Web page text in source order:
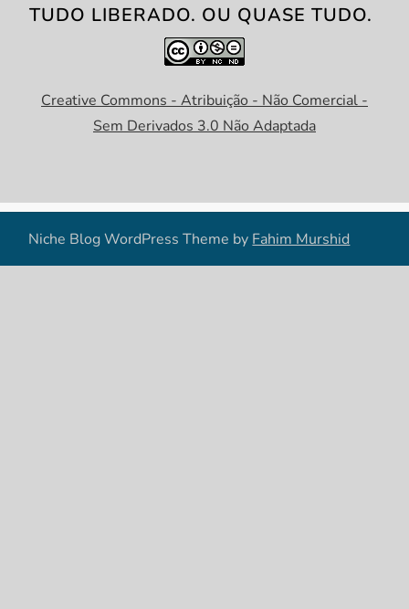
TUDO LIBERADO. OU QUASE TUDO.
Creative Commons - Atribuição - Não Comercial -
Sem Derivados 3.0 Não Adaptada
Niche Blog WordPress Theme by Fahim Murshid